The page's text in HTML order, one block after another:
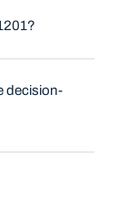
decision-